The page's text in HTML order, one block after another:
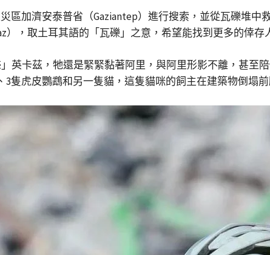
區加濟安泰普省（Gaziantep）進行搜索，並從瓦礫堆
，取土耳其語的「瓦礫」之意，希望能找到更多的倖存
英卡茲，牠還是緊緊黏著阿里，與阿里形影不離，甚至
隻虎皮鸚鵡和另一隻貓，這隻貓咪的飼主在建築物倒塌